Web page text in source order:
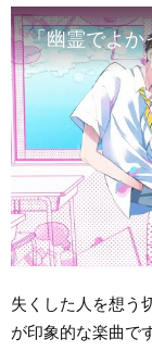
「幽霊でよか
失くした人を想う
が印象的な楽曲で